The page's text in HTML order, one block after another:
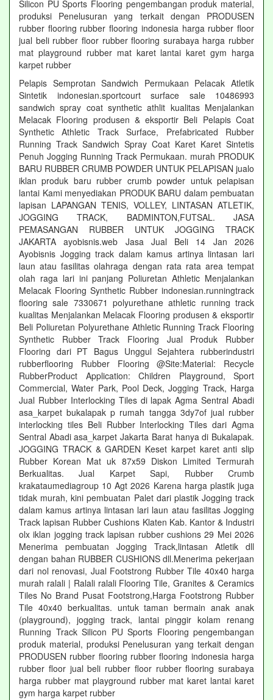
Silicon PU Sports Flooring pengembangan produk material,
produksi Penelusuran yang terkait dengan PRODUSEN
rubber flooring rubber flooring indonesia harga rubber floor
jual beli rubber floor rubber flooring surabaya harga rubber
mat playground rubber mat karet lantai karet gym harga
karpet rubber
Pelapis Semprotan Sandwich Permukaan Pelacak Atletik
Sintetik indonesian.sportcourt surface sale 10486993
sandwich spray coat synthetic athlit kualitas Menjalankan
Melacak Flooring produsen & eksportir Beli Pelapis Coat
Synthetic Athletic Track Surface, Prefabricated Rubber
Running Track Sandwich Spray Coat Karet Karet Sintetis
Penuh Jogging Running Track Permukaan. murah PRODUK
BARU RUBBER CRUMB POWDER UNTUK PELAPISAN jualo
iklan produk baru rubber crumb powder untuk pelapisan
lantai Kami menyediakan PRODUK BARU dalam pembuatan
lapisan LAPANGAN TENIS, VOLLEY, LINTASAN ATLETIK,
JOGGING TRACK, BADMINTON,FUTSAL. JASA
PEMASANGAN RUBBER UNTUK JOGGING TRACK
JAKARTA ayobisnis.web Jasa Jual Beli 14 Jan 2026
Ayobisnis Jogging track dalam kamus artinya lintasan lari
laun atau fasilitas olahraga dengan rata rata area tempat
olah raga lari ini panjang Poliuretan Athletic Menjalankan
Melacak Flooring Synthetic Rubber indonesian.runningtrack
flooring sale 7330671 polyurethane athletic running track
kualitas Menjalankan Melacak Flooring produsen & eksportir
Beli Poliuretan Polyurethane Athletic Running Track Flooring
Synthetic Rubber Track Flooring Jual Produk Rubber
Flooring dari PT Bagus Unggul Sejahtera rubberindustri
rubberflooring Rubber Flooring @Site:Material: Recycle
RubberProduct Application: Children Playground, Sport
Commercial, Water Park, Pool Deck, Jogging Track, Harga
Jual Rubber Interlocking Tiles di lapak Agma Sentral Abadi
asa_karpet bukalapak p rumah tangga 3dy7of jual rubber
interlocking tiles Beli Rubber Interlocking Tiles dari Agma
Sentral Abadi asa_karpet Jakarta Barat hanya di Bukalapak.
JOGGING TRACK & GARDEN Keset karpet karet anti slip
Rubber Korean Mat uk 87x59 Diskon Limited Termurah
Berkualitas. Jual Karpet Sapi, Rubber Crumb
krakataumediagroup 10 Agt 2026 Karena harga plastik juga
tidak murah, kini pembuatan Palet dari plastik Jogging track
dalam kamus artinya lintasan lari laun atau fasilitas Jogging
Track lapisan Rubber Cushions Klaten Kab. Kantor & Industri
olx iklan jogging track lapisan rubber cushions 29 Mei 2026
Menerima pembuatan Jogging Track,lintasan Atletik dll
dengan bahan RUBBER CUSHIONS dll.Menerima pekerjaan
dari nol renovasi, Jual Footstrong Rubber Tile 40x40 harga
murah ralali | Ralali ralali Flooring Tile, Granites & Ceramics
Tiles No Brand Pusat Footstrong,Harga Footstrong Rubber
Tile 40x40 berkualitas. untuk taman bermain anak anak
(playground), jogging track, lantai pinggir kolam renang
Running Track Silicon PU Sports Flooring pengembangan
produk material, produksi Penelusuran yang terkait dengan
PRODUSEN rubber flooring rubber flooring indonesia harga
rubber floor jual beli rubber floor rubber flooring surabaya
harga rubber mat playground rubber mat karet lantai karet
gym harga karpet rubber